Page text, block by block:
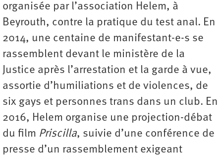
organisée par l’association Helem, à
Beyrouth, contre la pratique du test anal. En
2014, une centaine de manifestant-e-s se
rassemblent devant le ministère de la
Justice après l’arrestation et la garde à vue,
assortie d’humiliations et de violences, de
six gays et personnes trans dans un club. En
2016, Helem organise une projection-débat
du film Priscilla, suivie d’une conférence de
presse d’un rassemblement exigeant